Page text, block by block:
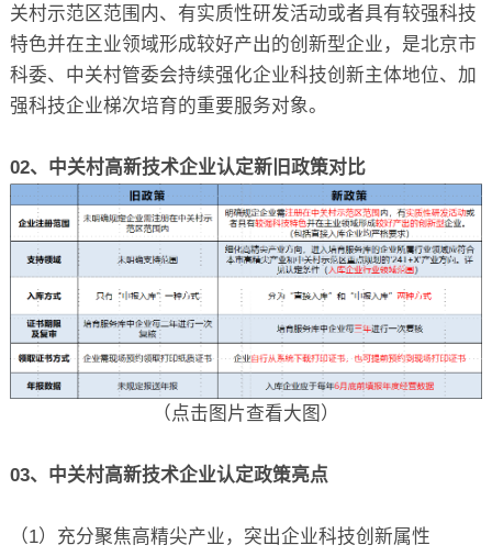
关村示范区范围内、有实质性研发活动或者具有较强科技
特色并在主业领域形成较好产出的创新型企业，是北京市
科委、中关村管委会持续强化企业科技创新主体地位、加
强科技企业梯次培育的重要服务对象。
02、中关村高新技术企业认定新旧政策对比
（点击图片查看大图）
03、中关村高新技术企业认定政策亮点
（1）充分聚焦高精尖产业，突出企业科技创新属性